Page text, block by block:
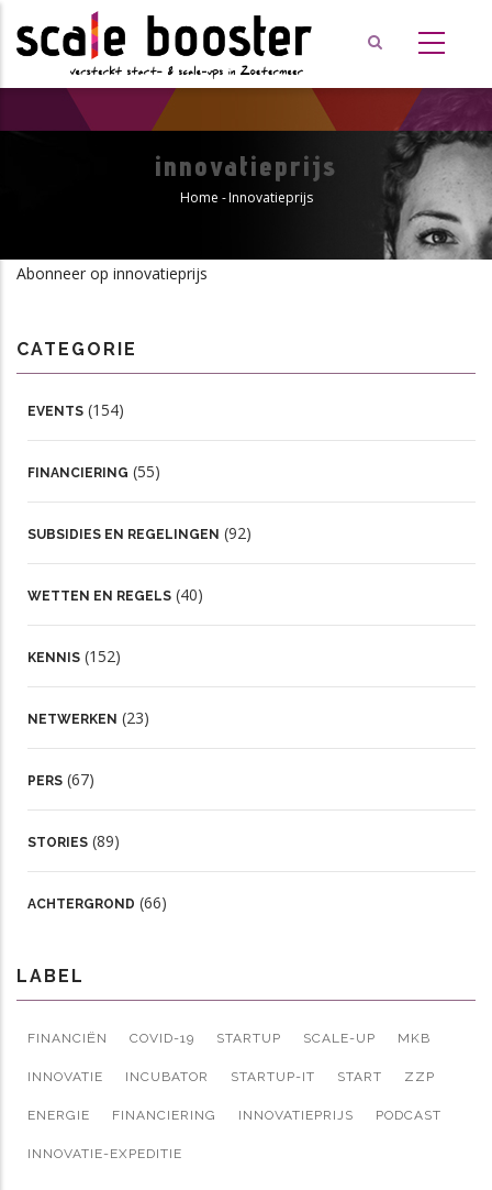
en
innovatieprijs
Home - Innovatieprijs
Abonneer op innovatieprijs
CATEGORIE
EVENTS (154)
FINANCIERING (55)
SUBSIDIES EN REGELINGEN (92)
WETTEN EN REGELS (40)
KENNIS (152)
NETWERKEN (23)
PERS (67)
STORIES (89)
ACHTERGROND (66)
LABEL
FINANCIËN COVID-19 STARTUP SCALE-UP MKB
INNOVATIE INCUBATOR STARTUP-IT START ZZP
ENERGIE FINANCIERING INNOVATIEPRIJS PODCAST
INNOVATIE-EXPEDITIE